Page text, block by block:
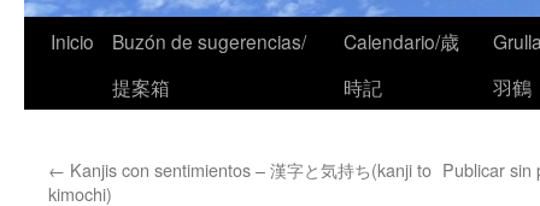
Inicio
Buzón de sugerencias/
提案箱
Calendario/歳
時記
羽鶴
← Kanjis con sentimientos – 漢字と気持ち(kanji to
kimochi)
Publicar sin